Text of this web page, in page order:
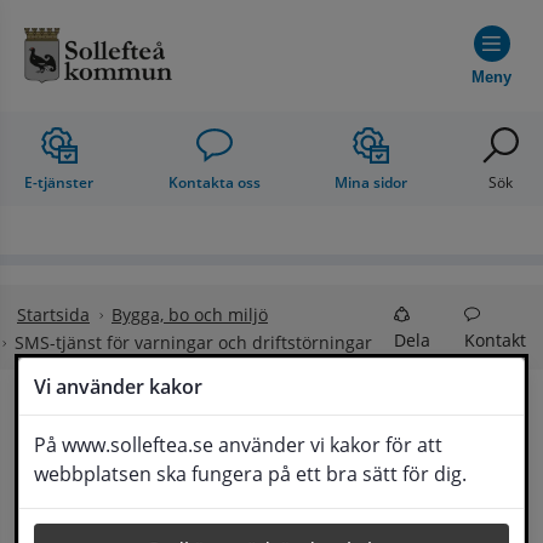
Vi använder kakor
På www.solleftea.se använder vi kakor för att
webbplatsen ska fungera på ett bra sätt för dig.
Meny
E-tjänster Kontakta oss Mina sidor Sök
Startsida
Bygga, bo och miljö
SMS-tjänst för varningar och driftstörningar
Dela Kontakt
SMS-tjänst för
varningar och driftstörningar